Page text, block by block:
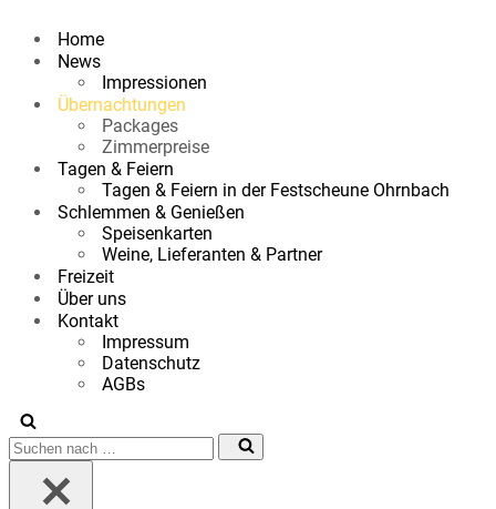
Home
News
Impressionen
Übernachtungen
Packages
Zimmerpreise
Tagen & Feiern
Tagen & Feiern in der Festscheune Ohrnbach
Schlemmen & Genießen
Speisenkarten
Weine, Lieferanten & Partner
Freizeit
Über uns
Kontakt
Impressum
Datenschutz
AGBs
Suchen
nach …